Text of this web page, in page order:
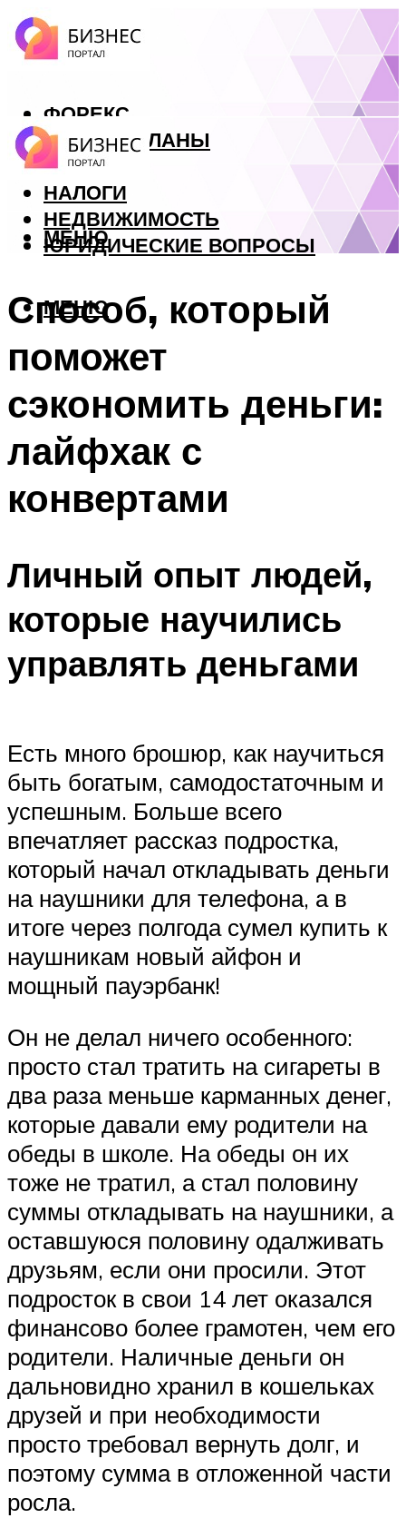
ФОРЕКС
БИЗНЕС ПЛАНЫ
КРЕДИТЫ
НАЛОГИ
НЕДВИЖИМОСТЬ
ЮРИДИЧЕСКИЕ ВОПРОСЫ
МЕНЮ
МЕНЮ
Способ, который
поможет
сэкономить деньги:
лайфхак с
конвертами
Личный опыт людей,
которые научились
управлять деньгами
Есть много брошюр, как научиться
быть богатым, самодостаточным и
успешным. Больше всего
впечатляет рассказ подростка,
который начал откладывать деньги
на наушники для телефона, а в
итоге через полгода сумел купить к
наушникам новый айфон и
мощный пауэрбанк!
Он не делал ничего особенного:
просто стал тратить на сигареты в
два раза меньше карманных денег,
которые давали ему родители на
обеды в школе. На обеды он их
тоже не тратил, а стал половину
суммы откладывать на наушники, а
оставшуюся половину одалживать
друзьям, если они просили. Этот
подросток в свои 14 лет оказался
финансово более грамотен, чем его
родители. Наличные деньги он
дальновидно хранил в кошельках
друзей и при необходимости
просто требовал вернуть долг, и
поэтому сумма в отложенной части
росла.